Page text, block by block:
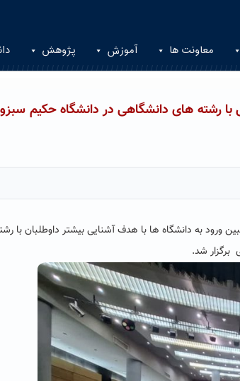
معاونت ها آموزش پژوهش
رشته های دانشگاهی در دانشگاه حکیم
ورود به دانشگاه ها با هدف آشنایی بیشتر داوطلبان با